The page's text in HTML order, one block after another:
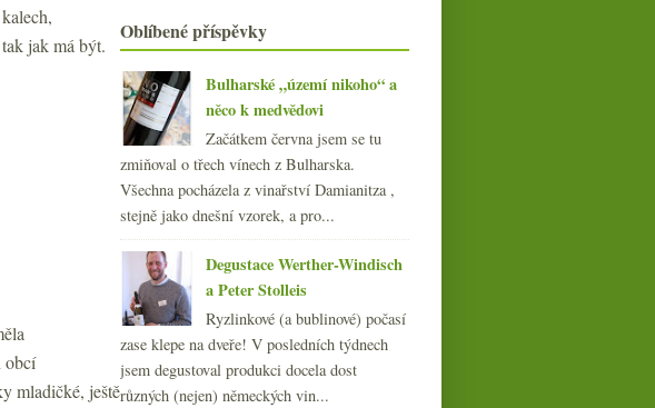
jak má být.
obcí
mladičké, ještě
Po stopách padělaných velkých vín s
Mr. Conti
Schoenenbourg vůni, chutí, obrazem
i hmatem
Výsledky ankety „U sherry
preferuji…“
Síň legální hanby
Jsou dny, kdy se nedaří…
Pinot trénink – Morava, Čechy,
Francie, Německo
Mladé ryzlinky z Mittelrheinu od
Vinonauta
O oloroso sherry nad třemi vzorky
Stobodovky, Kolby prodány a zloděj
u Moëtu
Posezení s ryzlinky z Rheinhessen
„Jak rozdýchat cirhózu“ aneb
Oblíbené příspěvky
Bulharské „území nikoho“ a
něco k medvědovi
Začátkem června jsem se tu
zmiňoval o třech vínech z Bulharska.
Všechna pocházela z vinařství Damianitza ,
stejně jako dnešní vzorek, a pro...
Degustace Werther-Windisch
a Peter Stolleis
Ryzlinkové (a bublinové) počasí
zase klepe na dveře! V posledních týdnech
jsem degustoval produkci docela dost
různých (nejen) německých vin...